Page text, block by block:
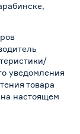
уведомления
товара
настоящем